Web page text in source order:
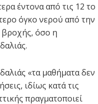
έντονα από τις 12 το
όγκο νερού από την
βροχής, όσο η
«τα μαθήματα δεν
ιδίως κατά τις
πραγματοποιεί